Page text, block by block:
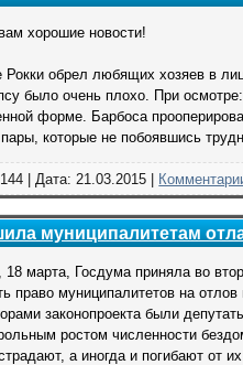
хорошие новости!
обрел любящих хозяев в
было очень плохо. При
форме. Барбоса
которые не побоявшись
| Дата: 21.03.2015 |
муниципалитетам
18 марта, Госдума приняла во
право муниципалитетов на
законопроекта были
ростом численности
а иногда и погибают от их